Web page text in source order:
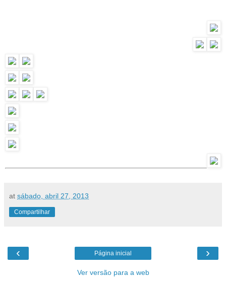
at sábado, abril 27, 2013
Compartilhar
‹ ›
Página inicial
Ver versão para a web